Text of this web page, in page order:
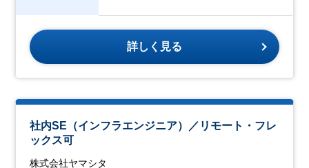
詳しく見る
社内SE（インフラエンジニア）／リモート・フレ
ックス可
株式会社ヤマシタ